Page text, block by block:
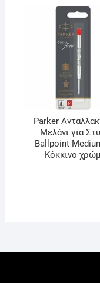
Parker
Μελάνι για
Ballpoint
Κόκκινο